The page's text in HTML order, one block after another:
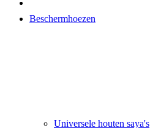
Beschermhoezen
Universele houten saya's